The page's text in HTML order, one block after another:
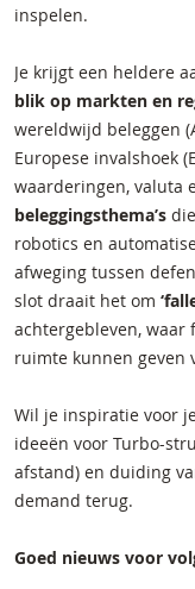
inspelen.
Je krijgt een heldere
blik op markten en
wereldwijd beleggen
Europese invalshoek
waarderingen, valuta
beleggingsthema’s
robotics en
afweging tussen
slot draait het om
achtergebleven, waar
ruimte kunnen geven
Wil je inspiratie voor
ideeën voor Turbo-
afstand) en duiding
demand terug.
Goed nieuws voor